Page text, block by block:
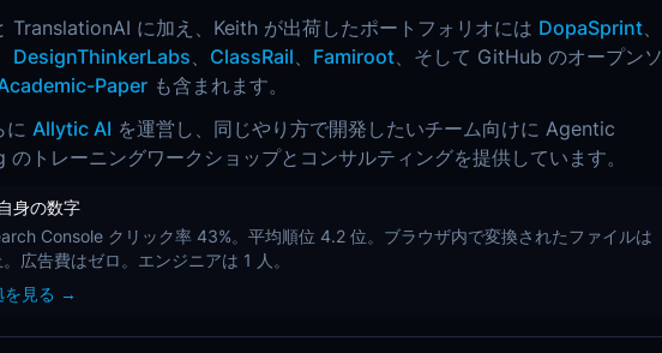
TranslationAI に加え、Keith が出荷したポートフォリオには DopaSprint、
DesignThinkerLabs、 ClassRail、 Famiroot、そして GitHub のオープンソ
Paper も含まれます。
に Allytic AI を運営し、同じやり方で開発したいチーム向けに Agentic
のトレーニングワークショップとコンサルティングを提供しています。
身の数字
Console クリック率 43%。平均順位 4.2 位。ブラウザ内で変換されたファイルは
広告費はゼロ。エンジニアは 1 人。
を見る →